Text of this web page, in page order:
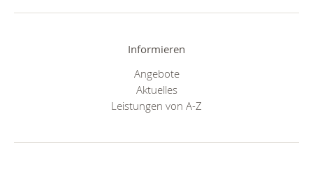
Informieren
Angebote
Aktuelles
Leistungen von A-Z